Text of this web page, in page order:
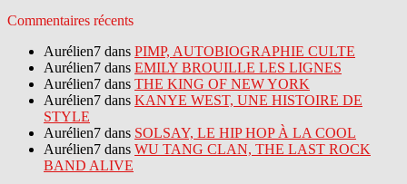
Commentaires récents
Aurélien7 dans PIMP, AUTOBIOGRAPHIE CULTE
Aurélien7 dans EMILY BROUILLE LES LIGNES
Aurélien7 dans THE KING OF NEW YORK
Aurélien7 dans KANYE WEST, UNE HISTOIRE DE
STYLE
Aurélien7 dans SOLSAY, LE HIP HOP À LA COOL
Aurélien7 dans WU TANG CLAN, THE LAST ROCK
BAND ALIVE